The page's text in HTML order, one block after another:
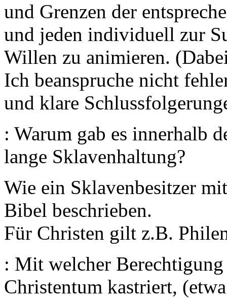
und Grenzen der
und jeden individuell zur
Willen zu animieren.
Ich beanspruche nicht
und klare
: Warum gab es innerhalb
lange Sklavenhaltung?
Wie ein Sklavenbesitzer
Bibel beschrieben.
Für Christen gilt z.B.
: Mit welcher
Christentum kastriert,